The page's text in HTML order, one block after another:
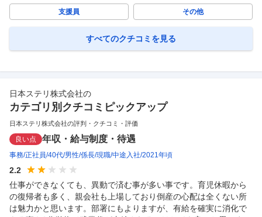
支援員 その他
すべてのクチコミを見る
日本ステリ株式会社の
カテゴリ別クチコミピックアップ
日本ステリ株式会社の評判・クチコミ・評価
良い点 年収・給与制度・待遇
事務 正社員 40代 男性 係長 現職 中途入社 2021年頃
2.2
仕事ができなくても、異動で済む事が多い事です。育児休暇から
の復帰者も多く、親会社も上場しており倒産の心配は全くない所
は魅力かと思います。部署にもよりますが、有給を確実に消化で